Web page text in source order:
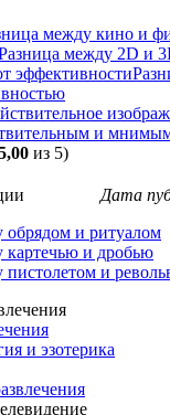
между кино и
между 2D и
и
из 5)
Дата
обрядом и ритуалом
картечью и дробью
и
и эзотерика